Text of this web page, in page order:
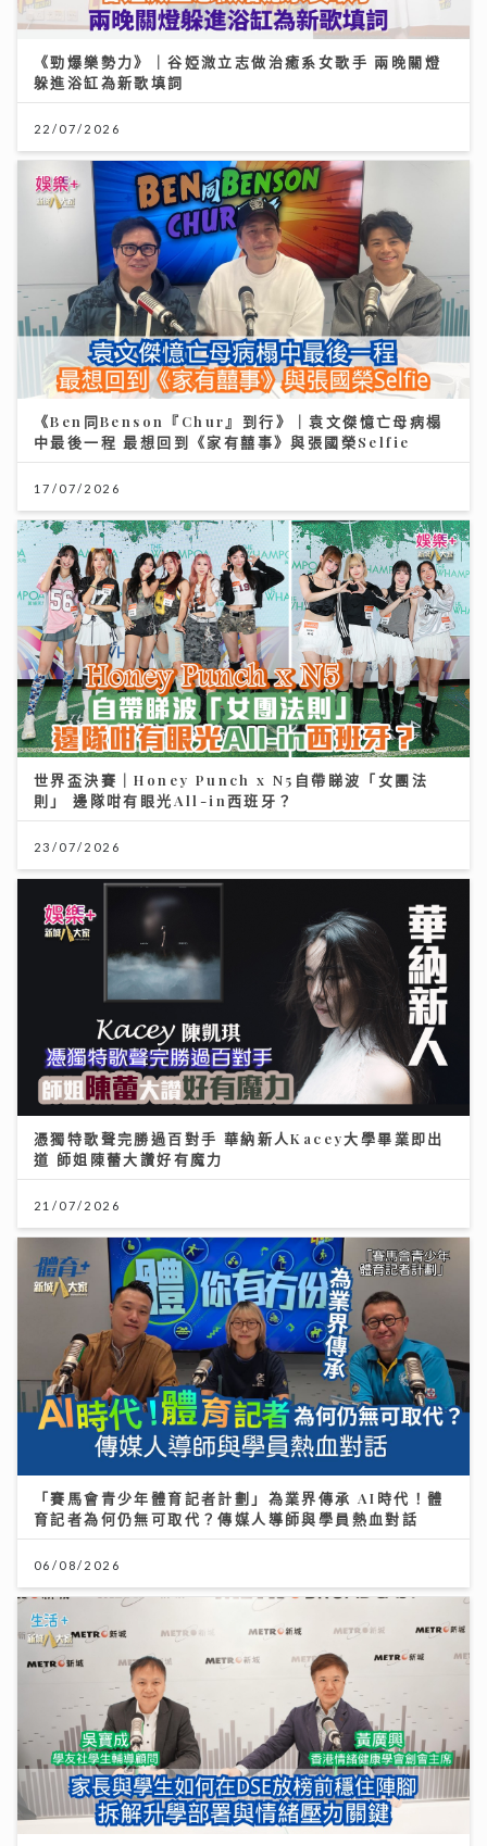
《勁爆樂勢力》｜谷婭溦立志做治癒系女歌手 兩晚關燈
躲進浴缸為新歌填詞
22/07/2026
《Ben同Benson『Chur』到行》｜袁文傑憶亡母病榻
中最後一程 最想回到《家有囍事》與張國榮Selfie
17/07/2026
世界盃決賽｜Honey Punch x N5自帶睇波「女團法
則」 邊隊咁有眼光All-in西班牙？
23/07/2026
憑獨特歌聲完勝過百對手 華納新人Kacey大學畢業即出
道 師姐陳蕾大讚好有魔力
21/07/2026
「賽馬會青少年體育記者計劃」為業界傳承 AI時代！體
育記者為何仍無可取代？傳媒人導師與學員熱血對話
06/08/2026